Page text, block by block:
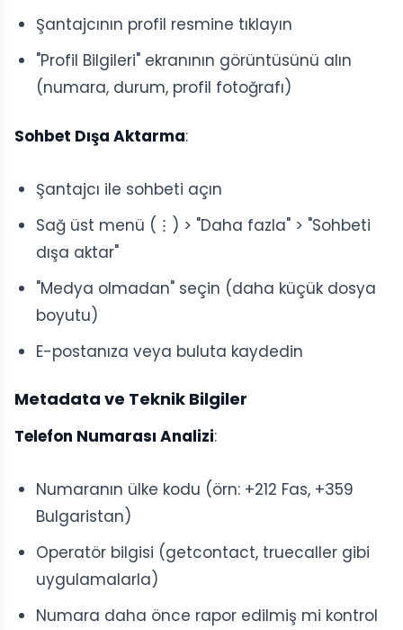
Şantajcının profil resmine tıklayın
"Profil Bilgileri" ekranının görüntüsünü alın
(numara, durum, profil fotoğrafı)
Sohbet Dışa Aktarma:
Şantajcı ile sohbeti açın
Sağ üst menü (⋮) > "Daha fazla" > "Sohbeti
dışa aktar"
"Medya olmadan" seçin (daha küçük dosya
boyutu)
E-postanıza veya buluta kaydedin
Metadata ve Teknik Bilgiler
Telefon Numarası Analizi:
Numaranın ülke kodu (örn: +212 Fas, +359
Bulgaristan)
Operatör bilgisi (getcontact, truecaller gibi
uygulamalarla)
Numara daha önce rapor edilmiş mi kontrol